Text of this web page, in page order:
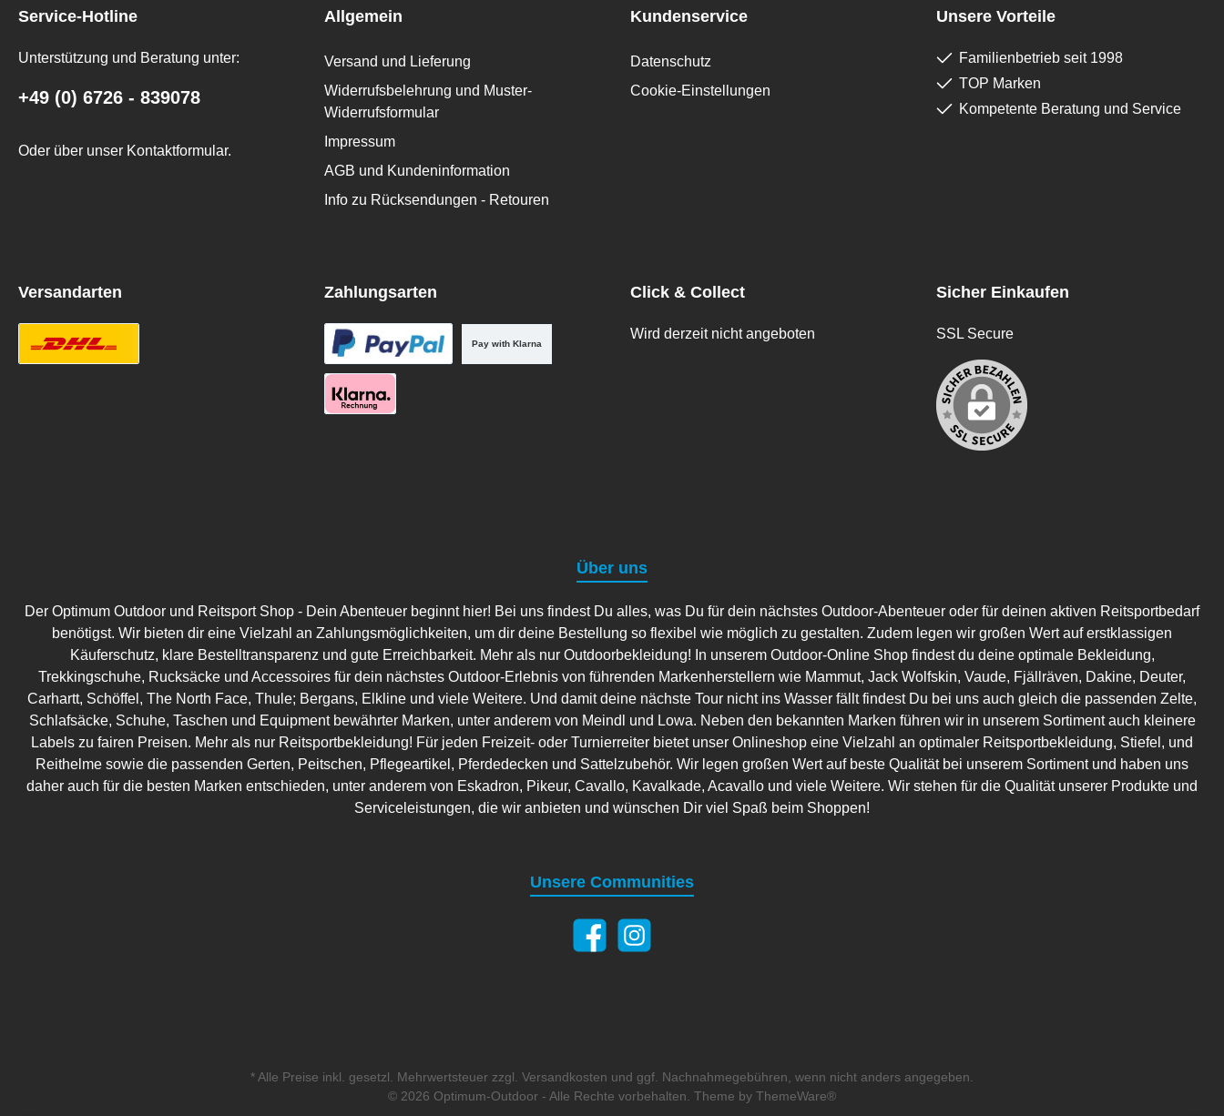
Service-Hotline
Unterstützung und Beratung unter:
+49 (0) 6726 - 839078
Oder über unser Kontaktformular.
Allgemein
Versand und Lieferung
Widerrufsbelehrung und Muster-
Widerrufsformular
Impressum
AGB und Kundeninformation
Info zu Rücksendungen - Retouren
Kundenservice
Datenschutz
Cookie-Einstellungen
Unsere Vorteile
Familienbetrieb seit 1998
TOP Marken
Kompetente Beratung und Service
Versandarten Zahlungsarten
Pay with Klarna
Click & Collect
Wird derzeit nicht angeboten
Sicher Einkaufen
SSL Secure
Über uns
Der Optimum Outdoor und Reitsport Shop - Dein Abenteuer beginnt hier! Bei uns findest Du alles, was Du für dein nächstes Outdoor-Abenteuer oder für deinen aktiven Reitsportbedarf
benötigst. Wir bieten dir eine Vielzahl an Zahlungsmöglichkeiten, um dir deine Bestellung so flexibel wie möglich zu gestalten. Zudem legen wir großen Wert auf erstklassigen
Käuferschutz, klare Bestelltransparenz und gute Erreichbarkeit. Mehr als nur Outdoorbekleidung! In unserem Outdoor-Online Shop findest du deine optimale Bekleidung,
Trekkingschuhe, Rucksäcke und Accessoires für dein nächstes Outdoor-Erlebnis von führenden Markenherstellern wie Mammut, Jack Wolfskin, Vaude, Fjällräven, Dakine, Deuter,
Carhartt, Schöffel, The North Face, Thule; Bergans, Elkline und viele Weitere. Und damit deine nächste Tour nicht ins Wasser fällt findest Du bei uns auch gleich die passenden Zelte,
Schlafsäcke, Schuhe, Taschen und Equipment bewährter Marken, unter anderem von Meindl und Lowa. Neben den bekannten Marken führen wir in unserem Sortiment auch kleinere
Labels zu fairen Preisen. Mehr als nur Reitsportbekleidung! Für jeden Freizeit- oder Turnierreiter bietet unser Onlineshop eine Vielzahl an optimaler Reitsportbekleidung, Stiefel, und
Reithelme sowie die passenden Gerten, Peitschen, Pflegeartikel, Pferdedecken und Sattelzubehör. Wir legen großen Wert auf beste Qualität bei unserem Sortiment und haben uns
daher auch für die besten Marken entschieden, unter anderem von Eskadron, Pikeur, Cavallo, Kavalkade, Acavallo und viele Weitere. Wir stehen für die Qualität unserer Produkte und
Serviceleistungen, die wir anbieten und wünschen Dir viel Spaß beim Shoppen!
Unsere Communities
* Alle Preise inkl. gesetzl. Mehrwertsteuer zzgl. Versandkosten und ggf. Nachnahmegebühren, wenn nicht anders angegeben.
© 2026 Optimum-Outdoor - Alle Rechte vorbehalten. Theme by ThemeWare®